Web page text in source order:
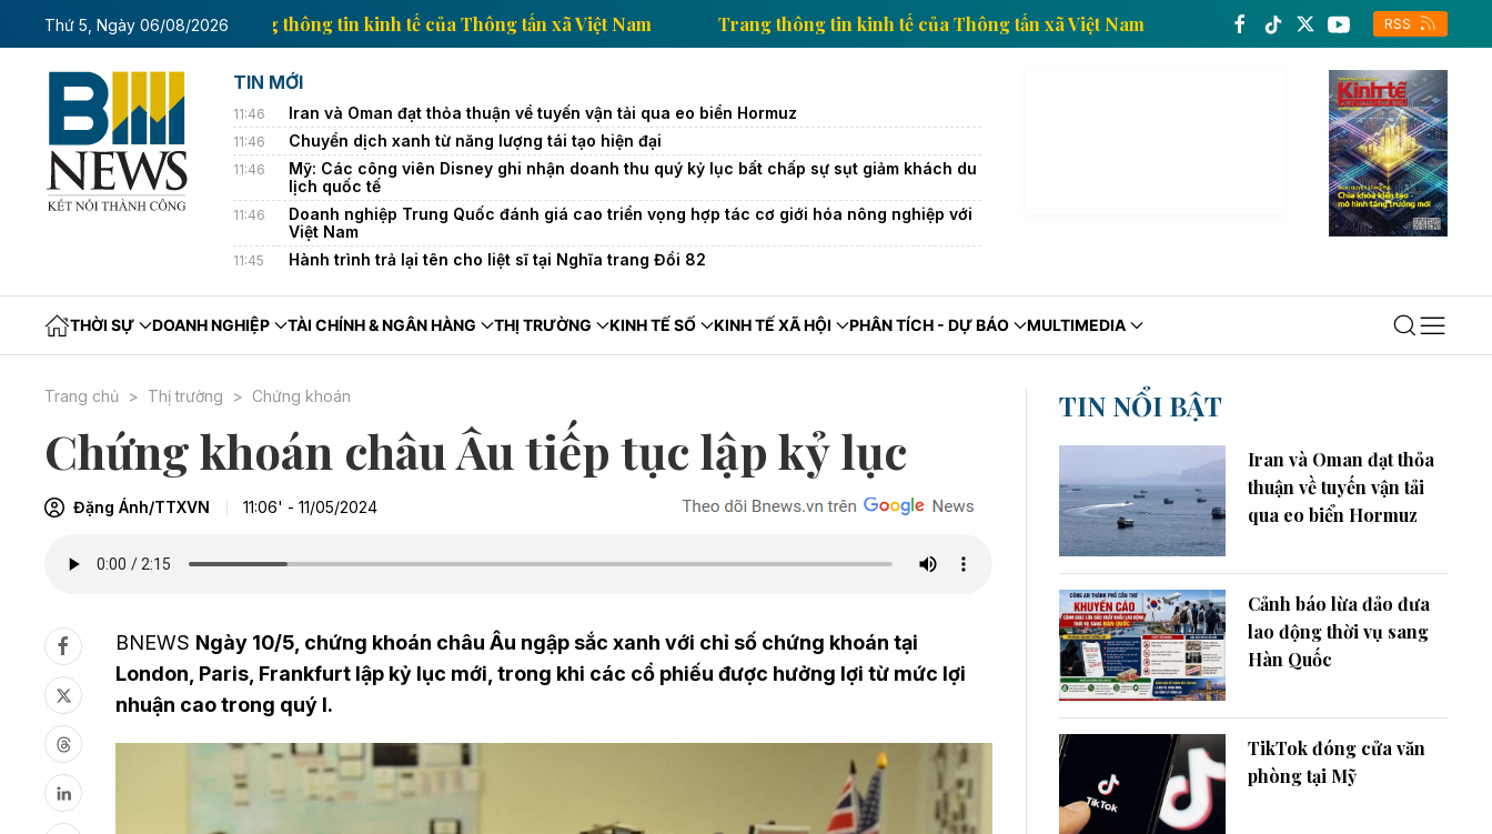
Thứ 5, Ngày 06/08/2026
của Thông tấn xã Việt Nam Trang thông tin kinh tế của Thông tấn xã Việt Nam Trang thông tin kinh tế của Thông tấn xã Việt Nam Trang thông tin kinh
RSS
TIN MỚI
11:46 Iran và Oman đạt thỏa thuận về tuyến vận tải qua eo biển Hormuz
11:46 Chuyển dịch xanh từ năng lượng tái tạo hiện đại
11:46
Mỹ: Các công viên Disney ghi nhận doanh thu quý kỷ lục bất chấp sự sụt giảm khách du
lịch quốc tế
11:46
Doanh nghiệp Trung Quốc đánh giá cao triển vọng hợp tác cơ giới hóa nông nghiệp với
Việt Nam
11:45 Hành trình trả lại tên cho liệt sĩ tại Nghĩa trang Đồi 82
THỜI SỰ DOANH NGHIỆP TÀI CHÍNH & NGÂN HÀNG THỊ TRƯỜNG KINH TẾ SỐ KINH TẾ XÃ HỘI PHÂN TÍCH - DỰ BÁO MULTIMEDIA
Trang chủ Thị trường Chứng khoán
Chứng khoán châu Âu tiếp tục lập kỷ lục
Đặng Ánh/TTXVN 11:06' - 11/05/2024
BNEWS Ngày 10/5, chứng khoán châu Âu ngập sắc xanh với chỉ số chứng khoán tại
London, Paris, Frankfurt lập kỷ lục mới, trong khi các cổ phiếu được hưởng lợi từ mức lợi
nhuận cao trong quý I.
TIN NỔI BẬT
Iran và Oman đạt thỏa
thuận về tuyến vận tải
qua eo biển Hormuz
Cảnh báo lừa đảo đưa
lao động thời vụ sang
Hàn Quốc
TikTok đóng cửa văn
phòng tại Mỹ